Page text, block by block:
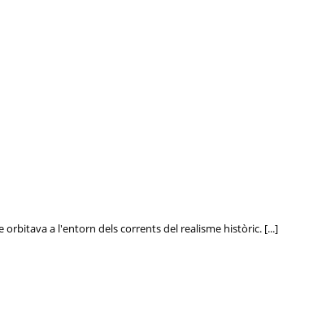
a l'entorn dels corrents del realisme històric. [...]